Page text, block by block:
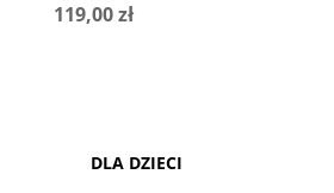
119,00zł
DLA DZIECI